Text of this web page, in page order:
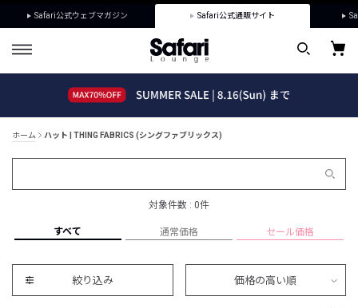
Safari公式ウェブマガジン Safari公式通販サイト
ホーム ハット | THING FABRICS (シングファブリックス)
対象件数 : 0件
すべて 通常価格 セール価格
絞り込み 価格の高い順